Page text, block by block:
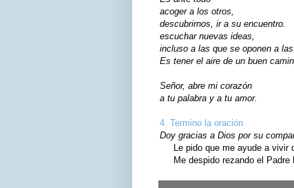
acoger a los otros,
descubrirnos, ir a su encuentro.
escuchar nuevas ideas,
incluso a las que se oponen a las
Es tener el aire de un buen
Señor, abre mi corazón
a tu palabra y a tu amor.
4. Termino la oración
Doy gracias a Dios por su
Le pido que me ayude a vivir
Me despido rezando el Padre